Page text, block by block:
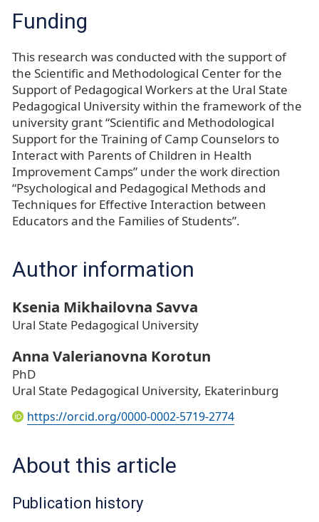
Funding
This research was conducted with the support of
the Scientific and Methodological Center for the
Support of Pedagogical Workers at the Ural State
Pedagogical University within the framework of the
university grant “Scientific and Methodological
Support for the Training of Camp Counselors to
Interact with Parents of Children in Health
Improvement Camps” under the work direction
“Psychological and Pedagogical Methods and
Techniques for Effective Interaction between
Educators and the Families of Students”.
Author information
Ksenia Mikhailovna Savva
Ural State Pedagogical University
Anna Valerianovna Korotun
PhD
Ural State Pedagogical University, Ekaterinburg
https://orcid.org/0000-0002-5719-2774
About this article
Publication history